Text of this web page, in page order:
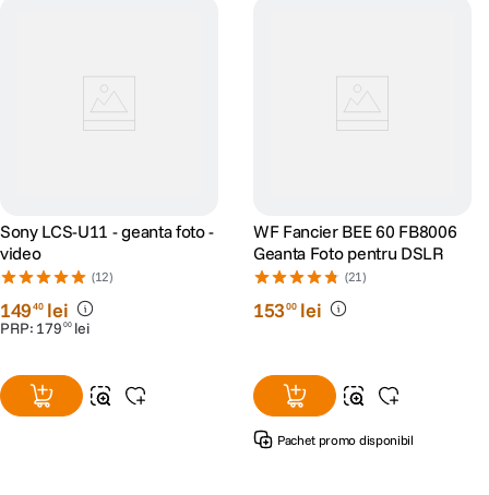
Sony LCS-U11 - geanta foto -
video
(12)
14940 lei
PRP: 179 00 lei
WF Fancier BEE 60 FB8006
Geanta Foto pentru DSLR
(21)
15300 lei
Pachet promo disponibil